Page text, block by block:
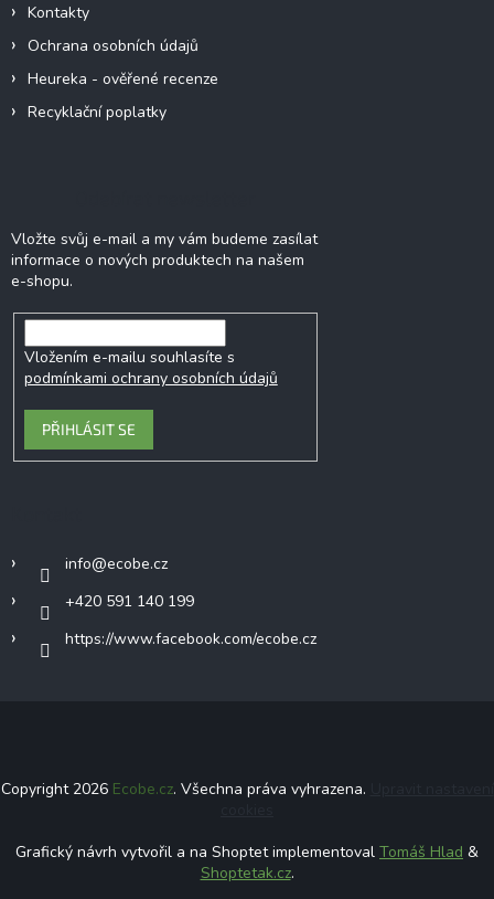
Kontakty
Ochrana osobních údajů
Heureka - ověřené recenze
Recyklační poplatky
Vložte svůj e-mail a my vám budeme zasílat
informace o nových produktech na našem
e-shopu.
Vložením e-mailu souhlasíte s
podmínkami ochrany osobních údajů
PŘIHLÁSIT SE
info@ecobe.cz
+420 591 140 199
https://www.facebook.com/ecobe.cz
Copyright 2026 Ecobe.cz. Všechna práva vyhrazena.
Grafický návrh vytvořil a na Shoptet implementoval Tomáš Hlad &
Shoptetak.cz.